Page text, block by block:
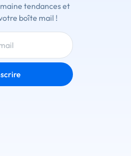
tendances et
boîte mail !